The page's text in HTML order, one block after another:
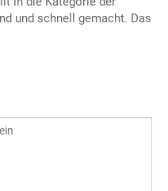
und schnell gemacht. Das